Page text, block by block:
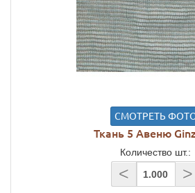
СМОТРЕТЬ
Ткань 5 Авеню
Количество шт.:
< >